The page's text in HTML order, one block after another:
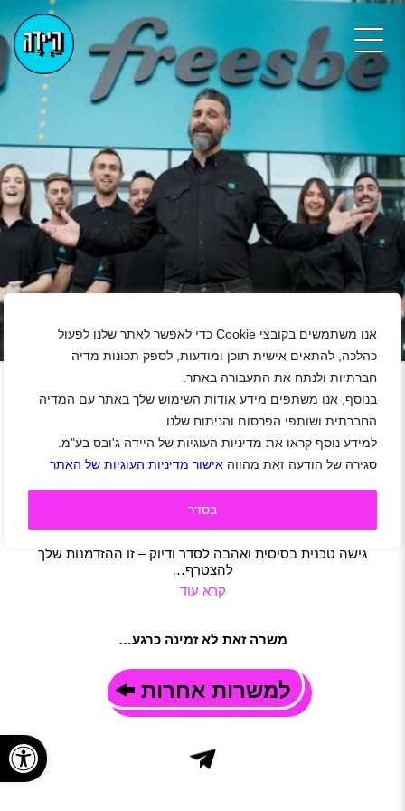
אנו משתמשים בקובצי Cookie כדי לאפשר לאתר שלנו לפעול
כהלכה, להתאים אישית תוכן ומודעות, לספק תכונות מדיה
חברתיות ולנתח את התעבורה באתר.
בנוסף, אנו משתפים מידע אודות השימוש שלך באתר עם המדיה
החברתית ושותפי הפרסום והניתוח שלנו.
למידע נוסף קראו את מדיניות העוגיות של היידה ג'ובס בע"מ.
סגירה של הודעה זאת מהווה אישור מדיניות העוגיות של האתר
בסדר
+
ומסירה
אזור שפלה |אזור דרום |חיילים משוחררים|תפעול |משרה מלאה
תיאור משרה
בוא/י להיות חלק מהשלב הכי מרגש – רגע לפני שהרכב מגיע
גישה טכנית בסיסית ואהבה לסדר ודיוק – זו ההזדמנות שלך
להצטרף…
קרא עוד
משרה זאת לא זמינה כרגע…
למשרות אחרות